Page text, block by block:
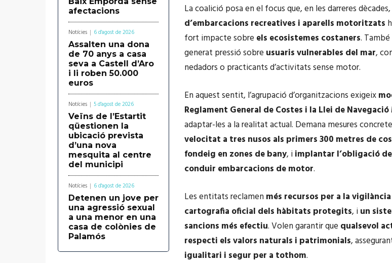
afectacions
Notícies 6 d'agost de 2026
Assalten una dona
de 70 anys a casa
seva a Castell d’Aro
i li roben 50.000
euros
Notícies 5 d'agost de 2026
Veïns de l’Estartit
qüestionen la
ubicació prevista
d’una nova
mesquita al centre
del municipi
Notícies 6 d'agost de 2026
Detenen un jove per
una agressió sexual
a una menor en una
casa de colònies de
Palamós
La coalició posa en el focus que, en les darreres dècades,
d’embarcacions recreatives i aparells motoritzats
fort impacte sobre els ecosistemes costaners.
generat pressió sobre usuaris vulnerables del mar,
nedadors o practicants d’activitats sense motor.
En aquest sentit, l’agrupació d’organitzacions exigeix
Reglament General de Costes i la Llei de
adaptar-les a la realitat actual. Demana mesures
velocitat a tres nusos als primers 300 metres de
fondeig en zones de bany, iimplantar l’obligació
conduir embarcacions de motor.
Les entitats reclamen més recursos per a la
cartografia oficial dels hàbitats protegits, iun
sancions més efectiu. Volen garantir que qualsevol
respecti els valors naturals i patrimonials,
igualitari i segur per a tothom.